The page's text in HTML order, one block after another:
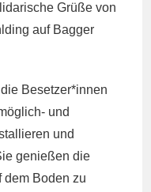
Grüße von
auf Bagger
Besetzer*innen
und
und
genießen die
dem Boden zu